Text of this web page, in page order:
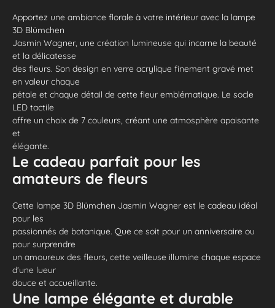
Apportez une ambiance florale à votre intérieur avec la lampe
3D Blümchen
Jasmin Wagner, une création lumineuse qui incarne la beauté
et la délicatesse
des fleurs. Son design en verre acrylique finement gravé met
en valeur chaque
pétale et chaque détail de cette fleur emblématique. Le socle
LED tactile
offre un choix de 7 couleurs, créant une atmosphère apaisante
et
élégante.
Le cadeau parfait pour les
amateurs de fleurs
Cette lampe 3D Blümchen Jasmin Wagner est le cadeau idéal
pour les
passionnés de botanique. Que ce soit pour un anniversaire ou
pour surprendre
un amoureux des fleurs, cette veilleuse illumine chaque espace
d’une lueur
douce et accueillante.
Une lampe élégante et durable